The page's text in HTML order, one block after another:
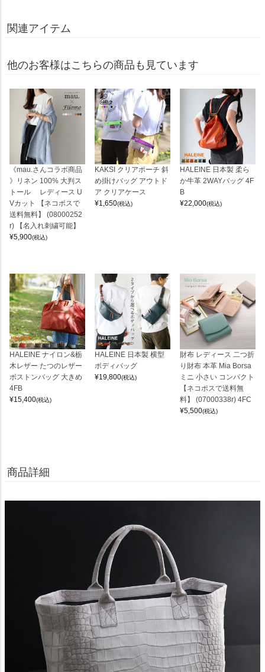
関連アイテム
他のお客様はこちらの商品も見ています
《mau.さんコラボ商品
》リネン 100% 大判ス
トール レディース U
Vカット 【ネコポスで
送料無料】 (08000252
r) 【名入れ刺繍可能】
¥5,900(税込)
KAKSI クリアポーチ 斜
め掛けバッグ アウトド
ア クリアケース
¥1,650(税込)
HALEINE 日本製 柔ら
か牛革 2WAYバッグ 4F
B
¥22,000(税込)
HALEINE ナイロン&栃
木レザー たつのレザー
ボストンバッグ 大きめ
4FB
¥15,400(税込)
HALEINE 日本製 横型
ボディバッグ
¥19,800(税込)
財布 レディース 二つ折
り財布 本革 Mia Borsa
ミニ 小さい コンパクト
【ネコポスで送料無
料】 (07000338r) 4FC
¥5,500(税込)
商品詳細